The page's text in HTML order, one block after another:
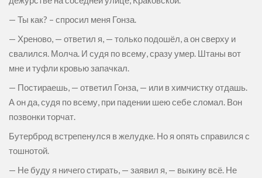
— Ты как? – спросил меня Гонза.
— Хреново, — ответил я, — только подошёл, а он сверху и
свалился. Молча. И судя по всему, сразу умер. Штаны вот
мне и туфли кровью запачкал.
— Постираешь, — ответил Гонза, — или в химчистку отдашь.
А он да, судя по всему, при падении шею себе сломал. Вон
позвонки торчат.
Бутерброд встрепенулся в желудке. Но я опять справился с
тошнотой.
— Не буду я ничего стирать, — заявил я, — выкину всё. Не